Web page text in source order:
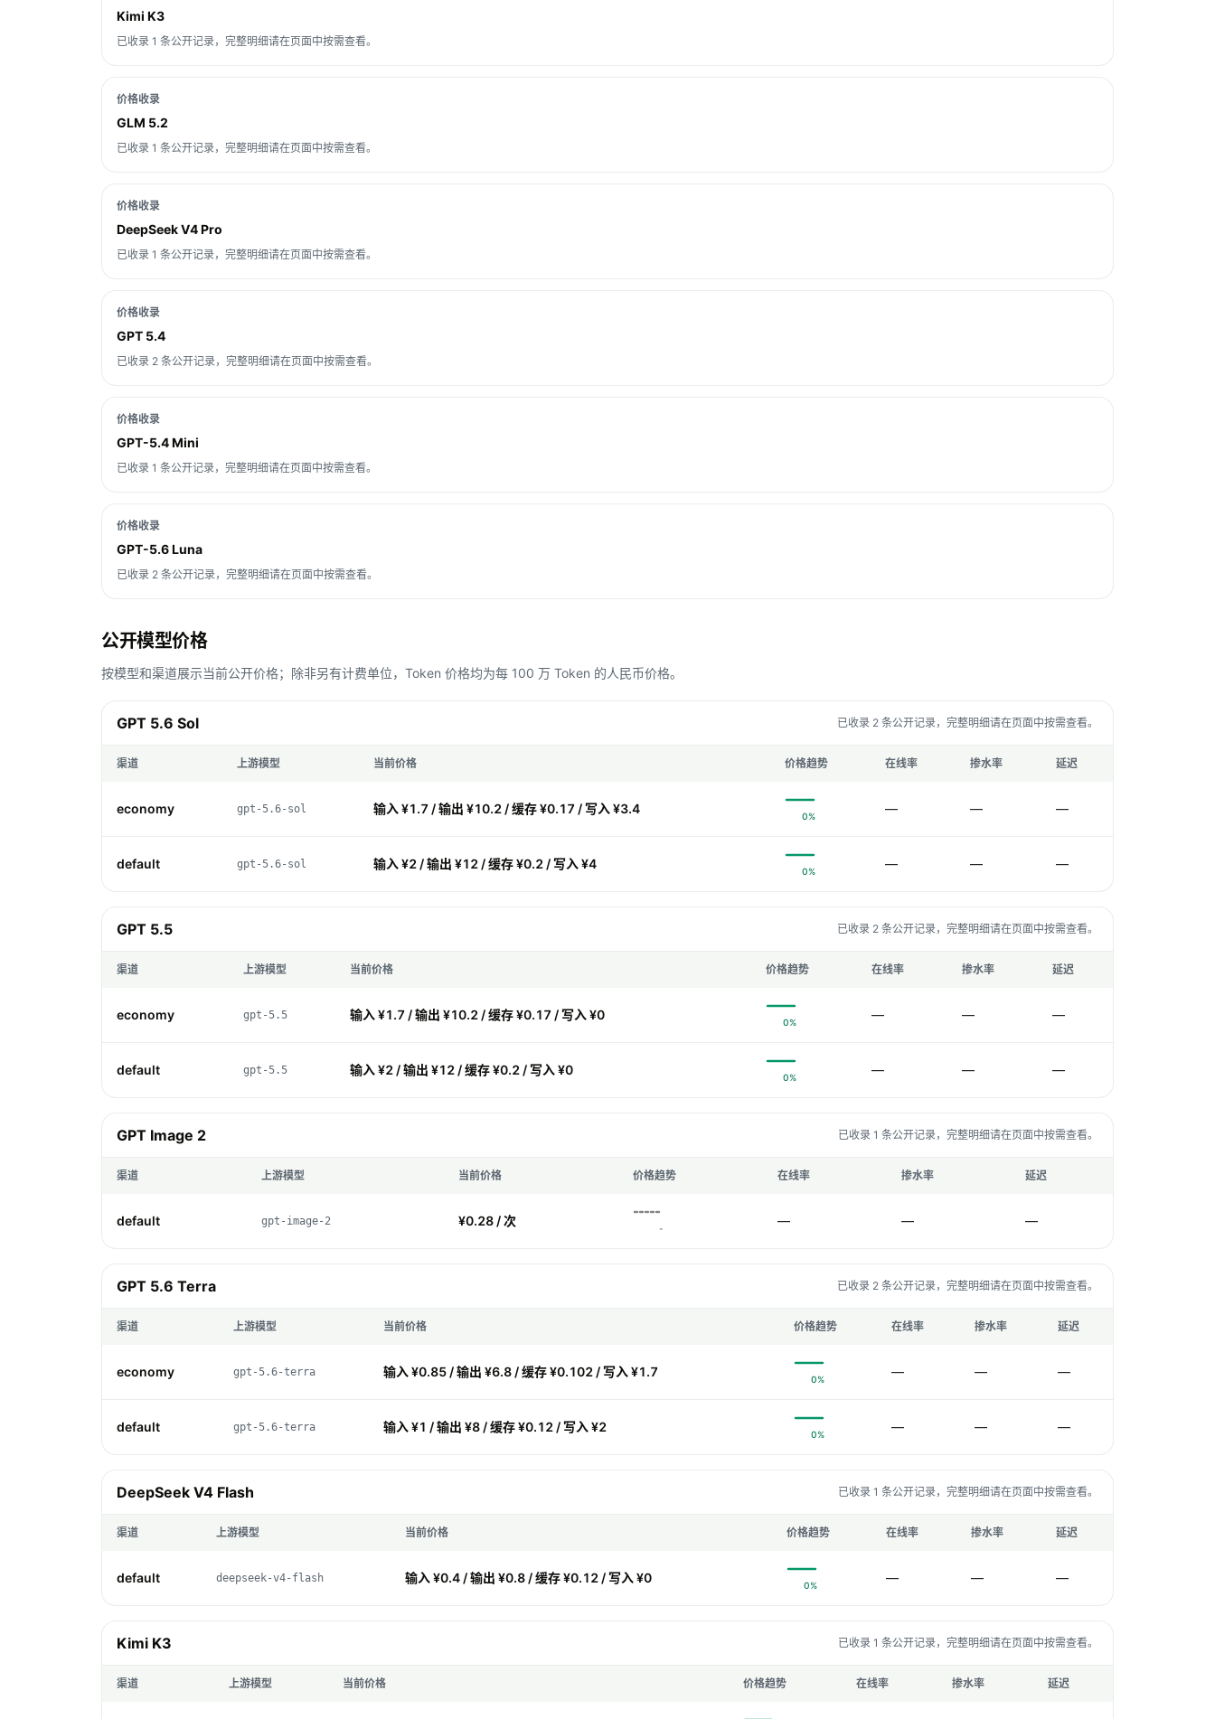
Kimi K3
已收录 1 条公开记录，完整明细请在页面中按需查看。
价格收录
GLM 5.2
已收录 1 条公开记录，完整明细请在页面中按需查看。
价格收录
DeepSeek V4 Pro
已收录 1 条公开记录，完整明细请在页面中按需查看。
价格收录
GPT 5.4
已收录 2 条公开记录，完整明细请在页面中按需查看。
价格收录
GPT-5.4 Mini
已收录 1 条公开记录，完整明细请在页面中按需查看。
价格收录
GPT-5.6 Luna
已收录 2 条公开记录，完整明细请在页面中按需查看。
公开模型价格
按模型和渠道展示当前公开价格；除非另有计费单位，Token 价格均为每 100 万 Token 的人民币价格。
GPT 5.6 Sol 已收录 2 条公开记录，完整明细请在页面中按需查看。
渠道 上游模型 当前价格 价格趋势 在线率 掺水率 延迟
economy gpt-5.6-sol 输入 ¥1.7 / 输出 ¥10.2 / 缓存 ¥0.17 / 写入 ¥3.4 0% — — —
default gpt-5.6-sol 输入 ¥2 / 输出 ¥12 / 缓存 ¥0.2 / 写入 ¥4 0% — — —
GPT 5.5 已收录 2 条公开记录，完整明细请在页面中按需查看。
渠道 上游模型 当前价格 价格趋势 在线率 掺水率 延迟
economy gpt-5.5 输入 ¥1.7 / 输出 ¥10.2 / 缓存 ¥0.17 / 写入 ¥0 0% — — —
default gpt-5.5 输入 ¥2 / 输出 ¥12 / 缓存 ¥0.2 / 写入 ¥0 0% — — —
GPT Image 2 已收录 1 条公开记录，完整明细请在页面中按需查看。
渠道 上游模型 当前价格 价格趋势 在线率 掺水率 延迟
default gpt-image-2 ¥0.28 / 次 - — — —
GPT 5.6 Terra 已收录 2 条公开记录，完整明细请在页面中按需查看。
渠道 上游模型 当前价格 价格趋势 在线率 掺水率 延迟
economy gpt-5.6-terra 输入 ¥0.85 / 输出 ¥6.8 / 缓存 ¥0.102 / 写入 ¥1.7 0% — — —
default gpt-5.6-terra 输入 ¥1 / 输出 ¥8 / 缓存 ¥0.12 / 写入 ¥2 0% — — —
DeepSeek V4 Flash 已收录 1 条公开记录，完整明细请在页面中按需查看。
渠道 上游模型 当前价格 价格趋势 在线率 掺水率 延迟
default deepseek-v4-flash 输入 ¥0.4 / 输出 ¥0.8 / 缓存 ¥0.12 / 写入 ¥0 0% — — —
Kimi K3 已收录 1 条公开记录，完整明细请在页面中按需查看。
渠道 上游模型 当前价格 价格趋势 在线率 掺水率 延迟